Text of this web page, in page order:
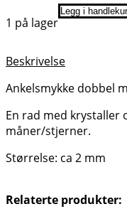
1 på lager
Legg i
Beskrivelse
Ankelsmykke dobbel
En rad med krystaller
måner/stjerner.
Størrelse: ca 2 mm
Relaterte produkter: